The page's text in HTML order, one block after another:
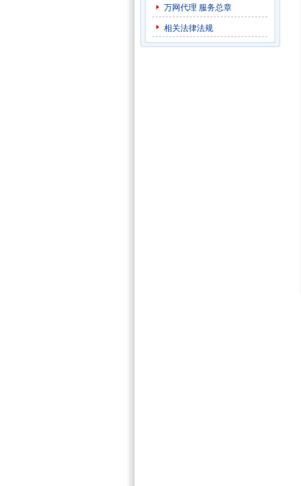
万网代理 服务总章
相关法律法规